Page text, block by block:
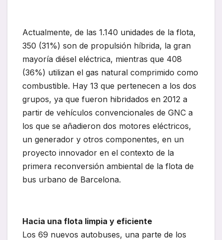
Actualmente, de las 1.140 unidades de la flota,
350 (31%) son de propulsión híbrida, la gran
mayoría diésel eléctrica, mientras que 408
(36%) utilizan el gas natural comprimido como
combustible. Hay 13 que pertenecen a los dos
grupos, ya que fueron hibridados en 2012 a
partir de vehículos convencionales de GNC a
los que se añadieron dos motores eléctricos,
un generador y otros componentes, en un
proyecto innovador en el contexto de la
primera reconversión ambiental de la flota de
bus urbano de Barcelona.
Hacia una flota limpia y eficiente
Los 69 nuevos autobuses, una parte de los